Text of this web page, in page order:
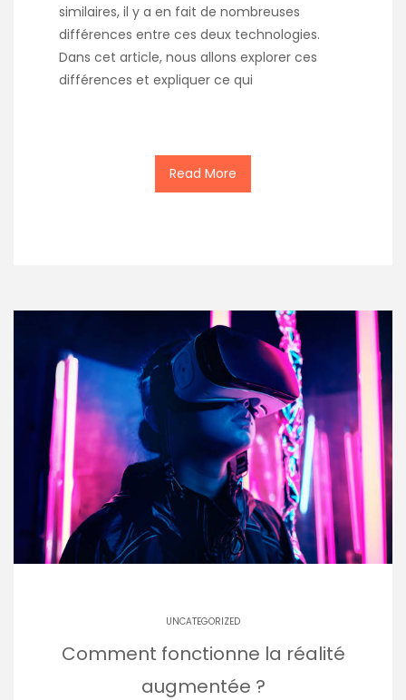
similaires, il y a en fait de nombreuses
différences entre ces deux technologies.
Dans cet article, nous allons explorer ces
différences et expliquer ce qui
Read More
UNCATEGORIZED
Comment fonctionne la réalité
augmentée ?